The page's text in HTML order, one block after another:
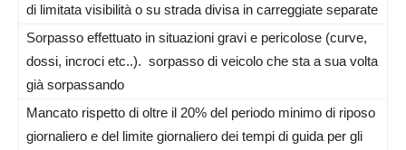
di limitata visibilità o su strada divisa in carreggiate separate
Sorpasso effettuato in situazioni gravi e pericolose (curve,
dossi, incroci etc..). sorpasso di veicolo che sta a sua volta
già sorpassando
Mancato rispetto di oltre il 20% del periodo minimo di riposo
giornaliero e del limite giornaliero dei tempi di guida per gli